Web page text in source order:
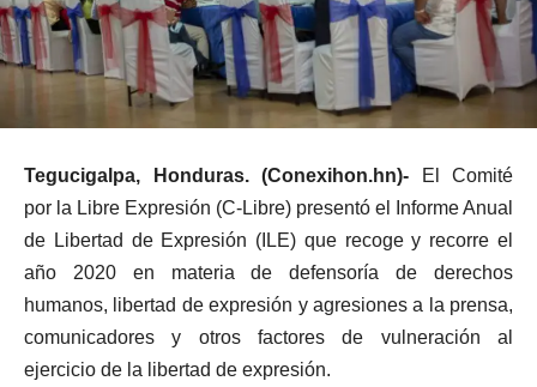
Tegucigalpa, Honduras. (Conexihon.hn)- El Comité
por la Libre Expresión (C-Libre) presentó el Informe Anual
de Libertad de Expresión (ILE) que recoge y recorre el
año 2020 en materia de defensoría de derechos
humanos, libertad de expresión y agresiones a la prensa,
comunicadores y otros factores de vulneración al
ejercicio de la libertad de expresión.